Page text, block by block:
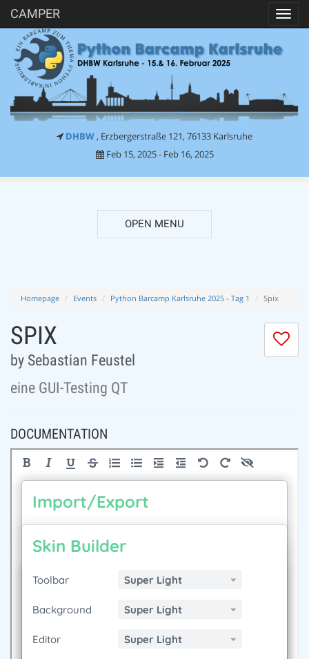
CAMPER
DHBW , Erzbergerstraße 121, 76133 Karlsruhe
Feb 15, 2025 - Feb 16, 2025
OPEN MENU
Homepage Events Python Barcamp Karlsruhe 2025 - Tag 1 Spix
I
SPIX
by Sebastian Feustel
eine GUI-Testing QT
DOCUMENTATION